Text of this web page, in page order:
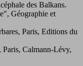
des Balkans.
Géographie et
Paris, Editions du
Calmann-Lévy,